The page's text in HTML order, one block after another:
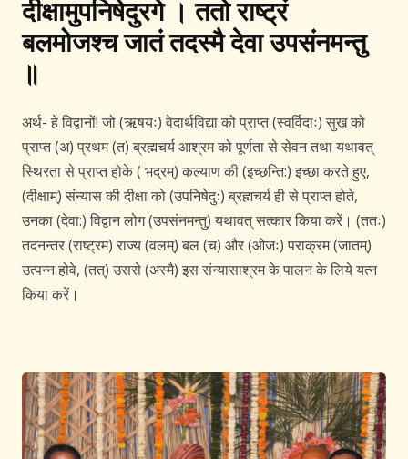
दीक्षामुपनिषेदुरगे । ततो राष्ट्रं
बलमोजश्च जातं तदस्मै देवा उपसंनमन्तु
॥
अर्थ- हे विद्वानों! जो (ऋषयः) वेदार्थविद्या को प्राप्त (स्वर्विदाः) सुख को
प्राप्त (अ) प्रथम (त) ब्रह्मचर्य आश्रम को पूर्णता से सेवन तथा यथावत्
स्थिरता से प्राप्त होके ( भद्रम्) कल्याण की (इच्छन्ति:) इच्छा करते हुए,
(दीक्षाम्) संन्यास की दीक्षा को (उपनिषेदुः) ब्रह्मचर्य ही से प्राप्त होते,
उनका (देवा:) विद्वान लोग (उपसंनमन्तु) यथावत् सत्कार किया करें। (ततः)
तदनन्तर (राष्ट्रम) राज्य (वलम्) बल (च) और (ओजः) पराक्रम (जातम्)
उत्पन्न होवे, (तत्) उससे (अस्मै) इस संन्यासाश्रम के पालन के लिये यत्न
किया करें।